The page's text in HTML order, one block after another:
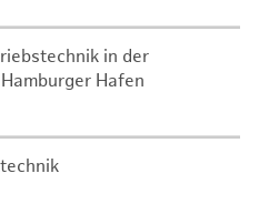
in der
Hafen